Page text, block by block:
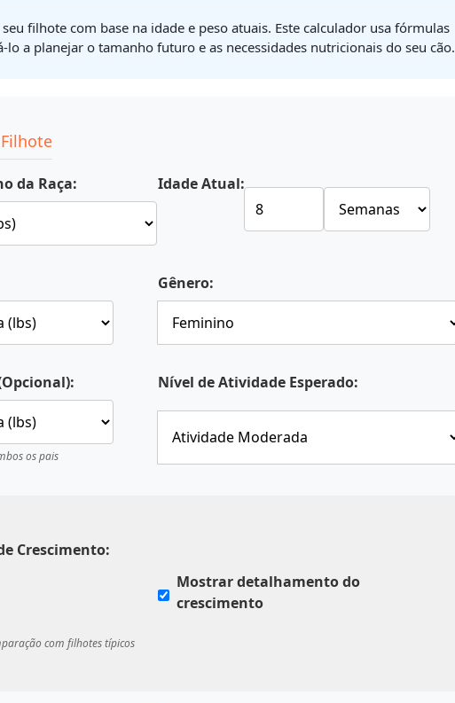
filhote com base na idade e peso atuais. Este calculador usa fórmulas
lo a planejar o tamanho futuro e as necessidades nutricionais do seu cão.
da Raça: Idade Atual:
Gênero:
os pais
Nível de Atividade Esperado:
Crescimento:
com filhotes típicos
Mostrar detalhamento do
crescimento